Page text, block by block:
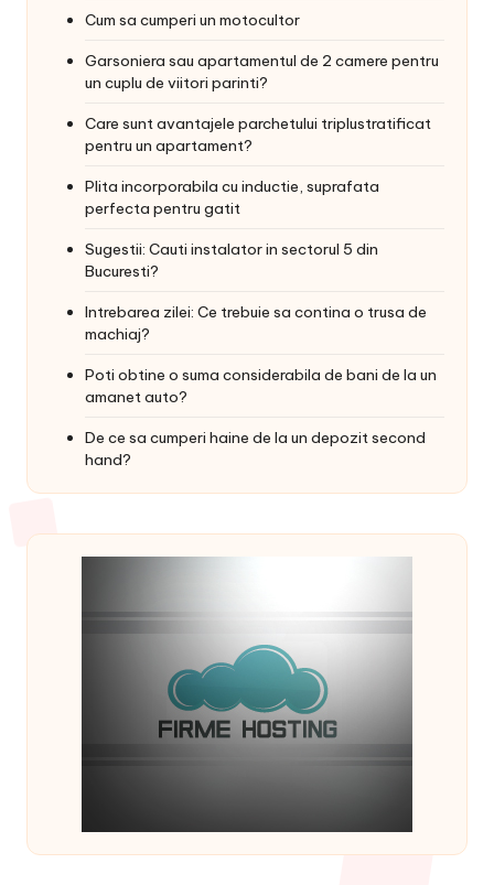
Cum sa cumperi un motocultor
Garsoniera sau apartamentul de 2 camere pentru
un cuplu de viitori parinti?
Care sunt avantajele parchetului triplustratificat
pentru un apartament?
Plita incorporabila cu inductie, suprafata
perfecta pentru gatit
Sugestii: Cauti instalator in sectorul 5 din
Bucuresti?
Intrebarea zilei: Ce trebuie sa contina o trusa de
machiaj?
Poti obtine o suma considerabila de bani de la un
amanet auto?
De ce sa cumperi haine de la un depozit second
hand?